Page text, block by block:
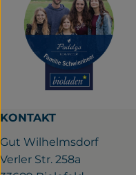
KONTAKT
Gut Wilhelmsdorf
Verler Str. 258a